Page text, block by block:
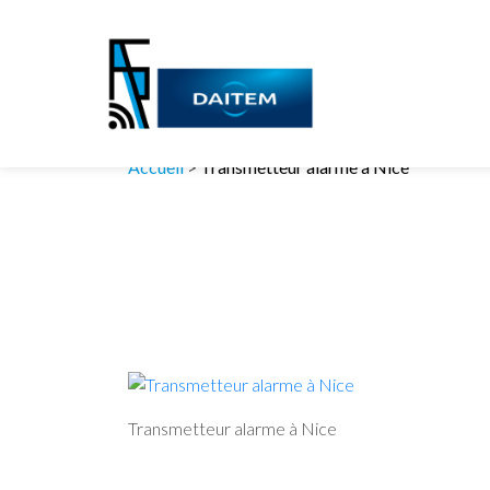
Accueil > Transmetteur alarme à Nice
Transmetteur alarme à Nice